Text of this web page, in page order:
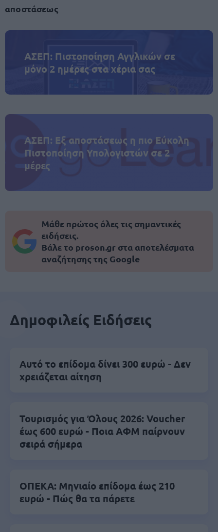
αποστάσεως
ΑΣΕΠ: Πιστοποίηση Αγγλικών σε
μόνο 2 ημέρες στα χέρια σας
ΑΣΕΠ: Εξ αποστάσεως η πιο Εύκολη
Πιστοποίηση Υπολογιστών σε 2
μέρες
Μάθε πρώτος όλες τις σημαντικές
ειδήσεις.
Βάλε το proson.gr στα αποτελέσματα
αναζήτησης της Google
Δημοφιλείς Ειδήσεις
Αυτό το επίδομα δίνει 300 ευρώ - Δεν
χρειάζεται αίτηση
Τουρισμός για Όλους 2026: Voucher
έως 600 ευρώ - Ποια ΑΦΜ παίρνουν
σειρά σήμερα
ΟΠΕΚΑ: Μηνιαίο επίδομα έως 210
ευρώ - Πώς θα τα πάρετε